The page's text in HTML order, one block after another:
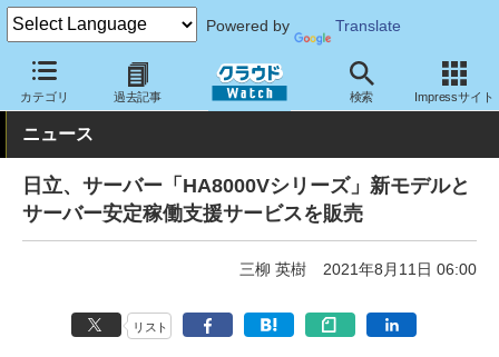
Powered by Translate
カテゴリ 過去記事 検索 Impressサイト
クラウド Watch ハード・インフラ ハードウェア サーバー
ニュース
日立、サーバー「HA8000Vシリーズ」新モデルと
サーバー安定稼働支援サービスを販売
三柳 英樹 2021年8月11日 06:00
リスト